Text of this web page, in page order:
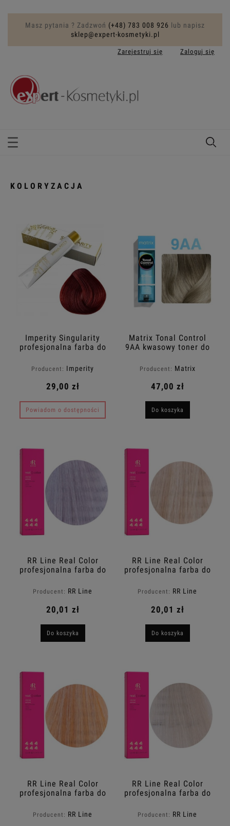
Masz pytania ? Zadzwoń (+48) 783 008 926 lub napisz
sklep@expert-kosmetyki.pl
Zarejestruj się Zaloguj się
KOLORYZACJA
Imperity Singularity
profesjonalna farba do
Copper Blonde 100ml
Producent: Imperity
29,00 zł
Powiadom o dostępności
Matrix Tonal Control
9AA kwasowy toner do
Standout 90ml
Producent: Matrix
47,00 zł
Do koszyka
RR Line Real Color
profesjonalna farba do
bardzo jasny
100ml
Producent: RR Line
20,01 zł
Do koszyka
RR Line Real Color
profesjonalna farba do
Platynowy złoty blond
Producent: RR Line
20,01 zł
Do koszyka
RR Line Real Color
profesjonalna farba do
Miedziany 100ml
Producent: RR Line
RR Line Real Color
profesjonalna farba do
blond 100ml
Producent: RR Line